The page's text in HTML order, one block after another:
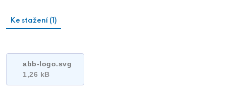
Ke stažení (1)
abb-logo.svg
1,26 kB